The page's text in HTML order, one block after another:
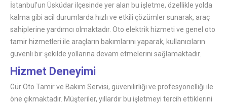
İstanbul’un Üsküdar ilçesinde yer alan bu işletme, özellikle yolda
kalma gibi acil durumlarda hızlı ve etkili çözümler sunarak, araç
sahiplerine yardımcı olmaktadır. Oto elektrik hizmeti ve genel oto
tamir hizmetleri ile araçların bakımlarını yaparak, kullanıcıların
güvenli bir şekilde yollarına devam etmelerini sağlamaktadır.
Hizmet Deneyimi
Gür Oto Tamir ve Bakım Servisi, güvenilirliği ve profesyonelliği ile
öne çıkmaktadır. Müşteriler, yıllardır bu işletmeyi tercih ettiklerini